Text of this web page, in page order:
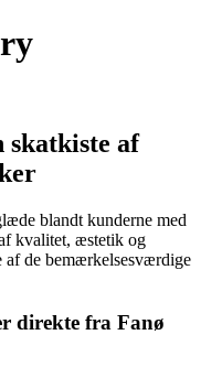
skatkiste af
blandt kunderne med
kvalitet, æstetik og
af de bemærkelsesværdige
direkte fra Fanø